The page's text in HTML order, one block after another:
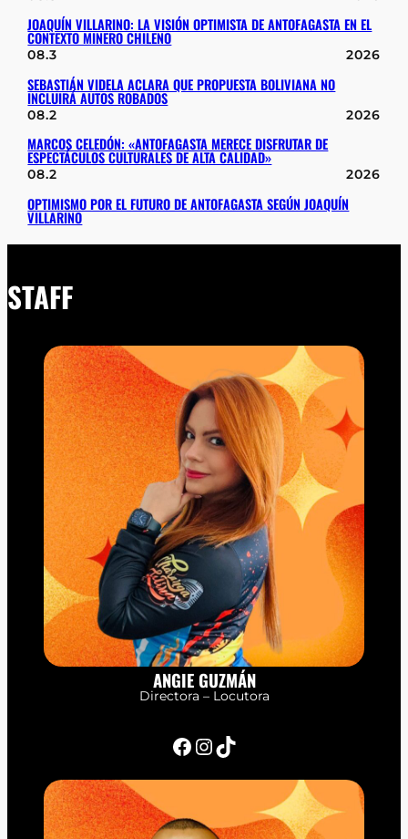
JOAQUÍN VILLARINO: LA VISIÓN OPTIMISTA DE ANTOFAGASTA EN EL
CONTEXTO MINERO CHILENO
08.3 2026
SEBASTIÁN VIDELA ACLARA QUE PROPUESTA BOLIVIANA NO
INCLUIRÁ AUTOS ROBADOS
08.2 2026
MARCOS CELEDÓN: «ANTOFAGASTA MERECE DISFRUTAR DE
ESPECTÁCULOS CULTURALES DE ALTA CALIDAD»
08.2 2026
OPTIMISMO POR EL FUTURO DE ANTOFAGASTA SEGÚN JOAQUÍN
VILLARINO
STAFF
ANGIE GUZMÁN
Directora – Locutora
Facebook InstagramTikTok